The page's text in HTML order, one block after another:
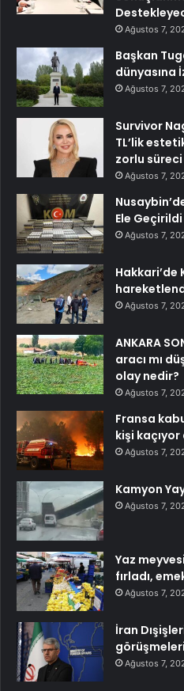
Ağustos 7,
Başkan
dünyasına
Ağustos 7,
Survivor
TL’lik
zorlu
Ağustos 7,
Ele Geçirildi
Ağustos 7,
Hakkari’de
Ağustos 7,
ANKARA
aracı mı
olay nedir?
Ağustos 7,
Fransa
kişi
Ağustos 7,
Kamyon
Ağustos 7,
Yaz
fırladı,
Ağustos 7,
İran
Ağustos 7,